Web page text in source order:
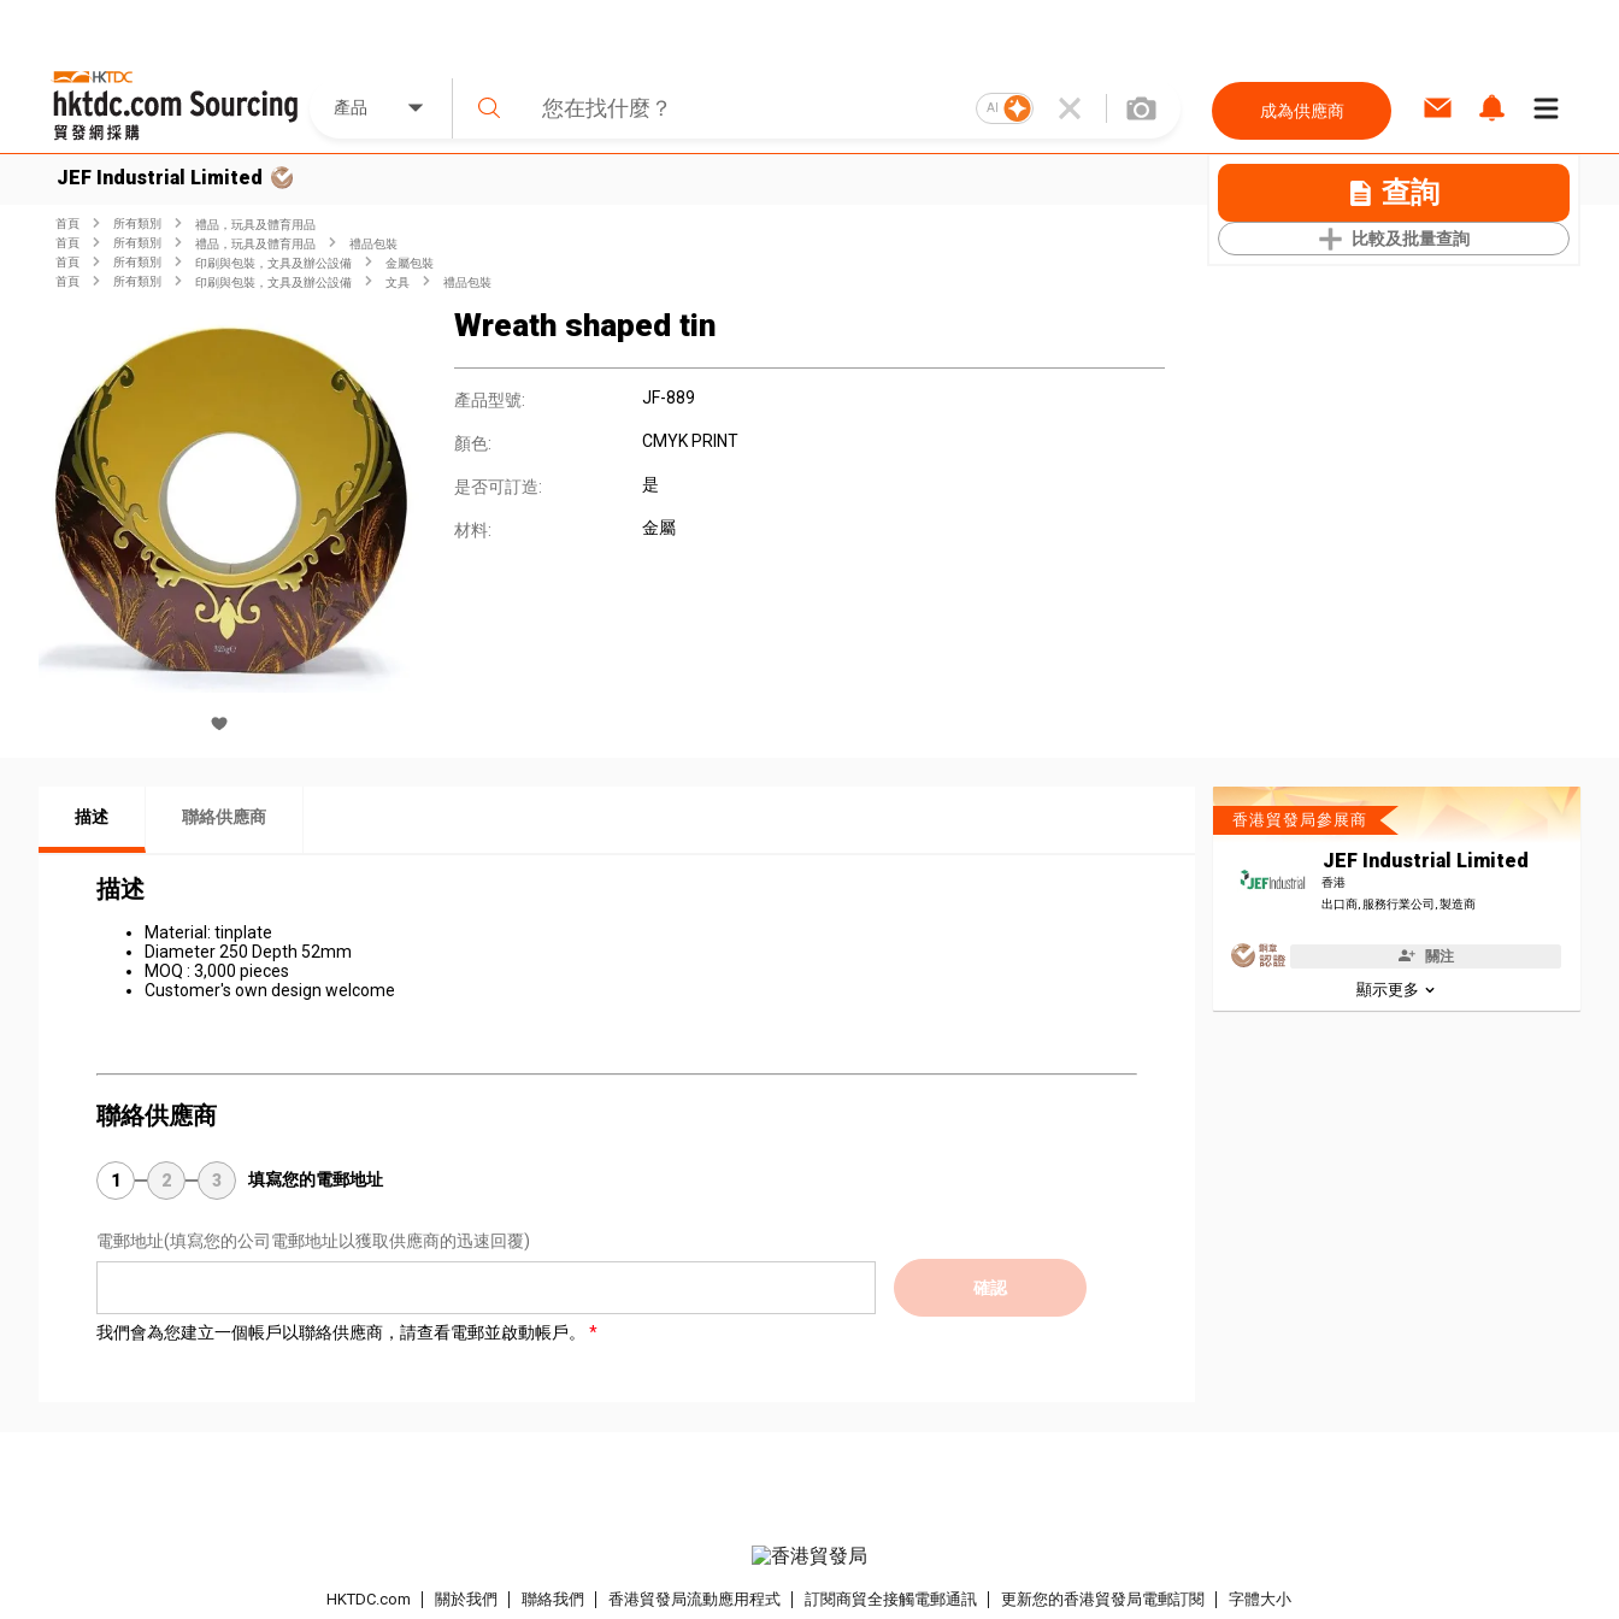
產品 AI 成為供應商
JEF Industrial Limited 查詢
比較及批量查詢
首頁 所有類別
禮品，玩具及體育用品
首頁
所有類別 禮品，玩具及體育用品
禮品包裝
首頁
所有類別 印刷與包裝，文具及辦公設備
金屬包裝
首頁
所有類別 印刷與包裝，文具及辦公設備 文具 禮品包裝
Wreath shaped tin
產品型號: JF-889
顏色: CMYK PRINT
是否可訂造: 是
材料: 金屬
描述 聯絡供應商
描述
Material: tinplate
Diameter 250 Depth 52mm
MOQ : 3,000 pieces
Customer's own design welcome
聯絡供應商
1 2 3 填寫您的電郵地址
電郵地址(填寫您的公司電郵地址以獲取供應商的迅速回覆)
確認
我們會為您建立一個帳戶以聯絡供應商，請查看電郵並啟動帳戶。
香港貿發局參展商
JEF Industrial Limited
香港
出口商, 服務行業公司, 製造商
關注
顯示更多
HKTDC.com 關於我們 聯絡我們 香港貿發局流動應用程式 訂閱商貿全接觸電郵通訊 更新您的香港貿發局電郵訂閱 字體大小